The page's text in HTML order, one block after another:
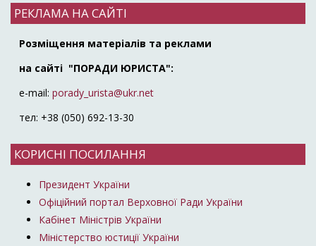
РЕКЛАМА НА САЙТІ
Розміщення матеріалів та реклами
на сайті "ПОРАДИ ЮРИСТА":
e-mail: porady_urista@ukr.net
тел: +38 (050) 692-13-30
КОРИСНІ ПОСИЛАННЯ
Президент України
Офіційний портал Верховної Ради України
Кабінет Міністрів України
Міністерство юстиції України